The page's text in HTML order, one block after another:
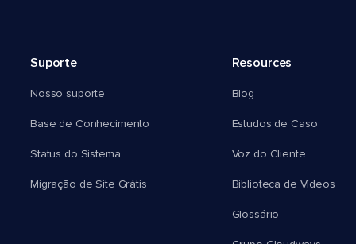
Suporte
Nosso suporte
Base de Conhecimento
Status do Sistema
Migração de Site Grátis
Resources
Blog
Estudos de Caso
Voz do Cliente
Biblioteca de Vídeos
Glossário